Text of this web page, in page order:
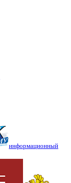
информационный